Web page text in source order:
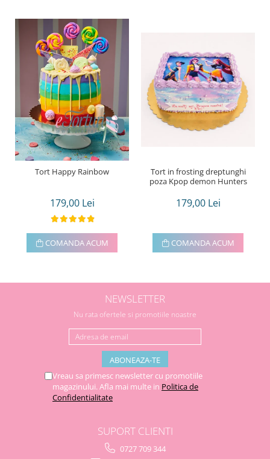
Tort Happy Rainbow
179,00 Lei
COMANDA ACUM
Tort in frosting dreptunghi
poza Kpop demon Hunters
179,00 Lei
COMANDA ACUM
NEWSLETTER
Nu rata ofertele si promotiile noastre
Vreau sa primesc newsletter cu promotiile
magazinului. Afla mai multe in Politica de
Confidentialitate
SUPORT CLIENTI
0727 709 344